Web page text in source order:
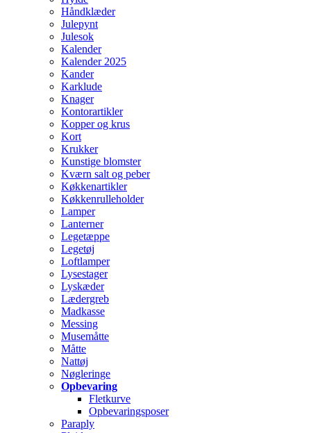
Håndklæder
Julepynt
Julesok
Kalender
Kalender 2025
Kander
Karklude
Knager
Kontorartikler
Kopper og krus
Kort
Krukker
Kunstige blomster
Kværn salt og peber
Køkkenartikler
Køkkenrulleholder
Lamper
Lanterner
Legetæppe
Legetøj
Loftlamper
Lysestager
Lyskæder
Lædergreb
Madkasse
Messing
Musemåtte
Måtte
Nattøj
Nøgleringe
Opbevaring
Fletkurve
Opbevaringsposer
Paraply